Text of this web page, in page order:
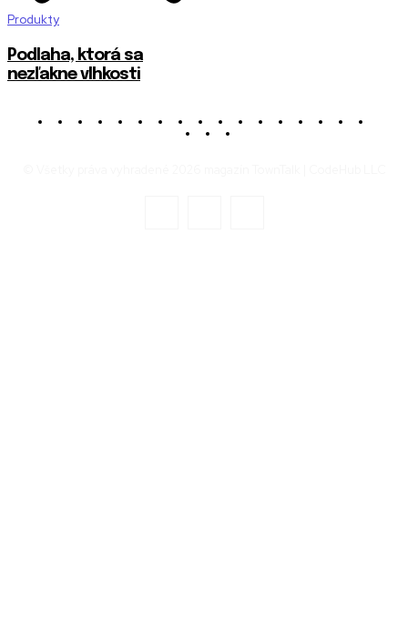
Produkty
Podlaha, ktorá sa
nezľakne vlhkosti